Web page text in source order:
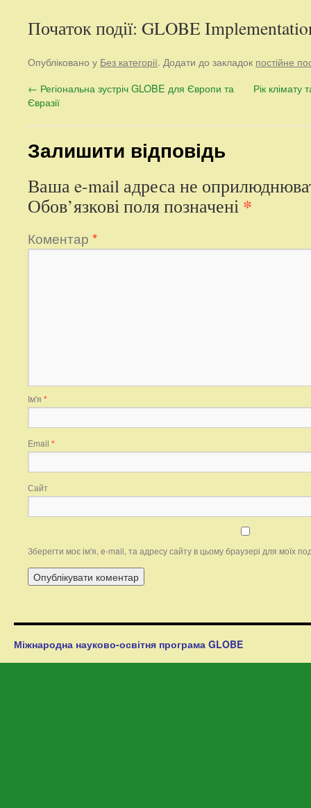
Початок події: GLOBE
Опубліковано у Без категорії. Додати до закладок постійне
← Регіональна зустріч GLOBE для Європи та
Євразії
Рік клімату
Залишити відповідь
Ваша e-mail адреса не
Обов’язкові поля позначені *
Коментар *
Ім'я *
Email *
Сайт
Зберегти моє ім'я, e-mail, та адресу сайту в цьому браузері для моїх
Міжнародна науково-освітня програма GLOBE